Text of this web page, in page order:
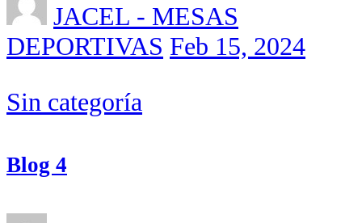
JACEL - MESAS
DEPORTIVAS Feb 15, 2024
Sin categoría
Blog 4